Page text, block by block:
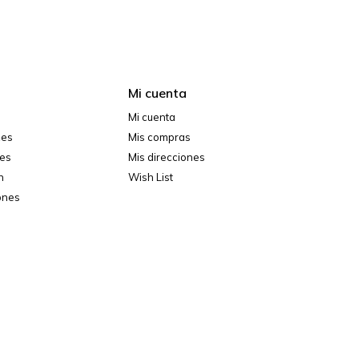
Mi cuenta
Mi cuenta
Mis compras
Mis direcciones
Wish List